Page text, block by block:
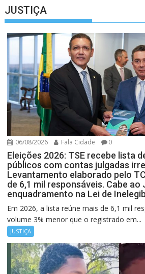
JUSTIÇA
06/08/2026 Fala Cidade 0
Eleições 2026: TSE recebe lista
públicos com contas julgadas
Levantamento elaborado pelo
de 6,1 mil responsáveis. Cabe
enquadramento na Lei de
Em 2026, a lista reúne mais de 6,1 mil
volume 3% menor que o registrado em...
JUSTIÇA